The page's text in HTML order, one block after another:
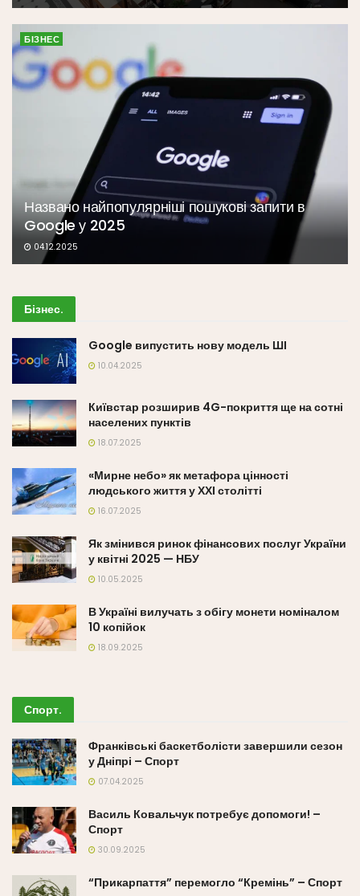
БІЗНЕС
Названо найпопулярніші пошукові запити в
Google у 2025
04.12.2025
Бізнес.
Google випустить нову модель ШІ
10.04.2025
Київстар розширив 4G-покриття ще на сотні
населених пунктів
18.07.2025
«Мирне небо» як метафора цінності
людського життя у ХХІ столітті
16.07.2025
Як змінився ринок фінансових послуг України
у квітні 2025 — НБУ
10.05.2025
В Україні вилучать з обігу монети номіналом
10 копійок
18.09.2025
Спорт.
Франківські баскетболісти завершили сезон
у Дніпрі – Спорт
07.04.2025
Василь Ковальчук потребує допомоги! –
Спорт
30.09.2025
“Прикарпаття” перемогло “Кремінь” – Спорт